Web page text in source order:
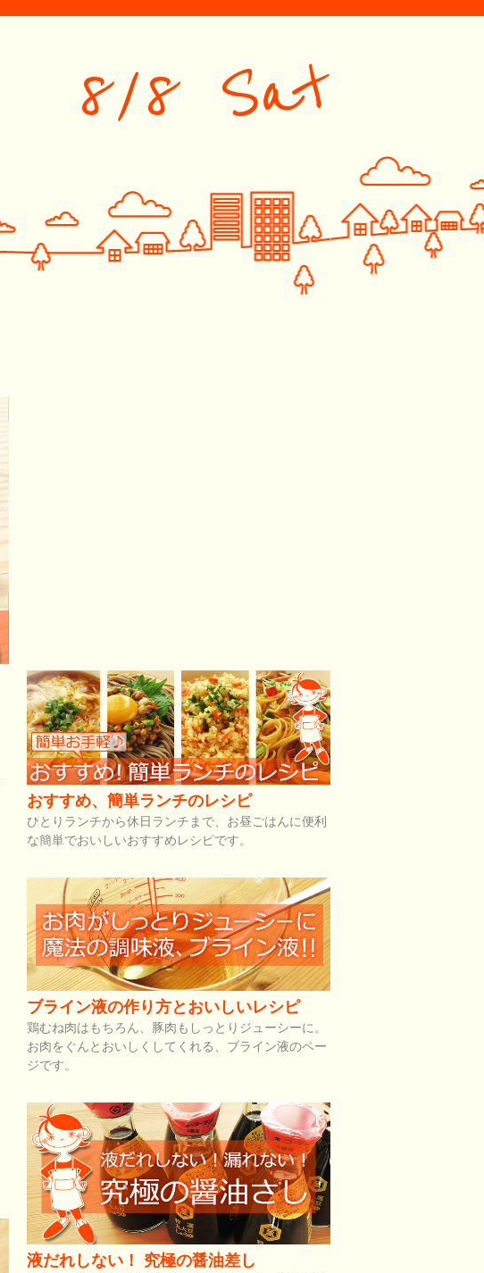
8/8 Sat
おすすめ、簡単ランチのレシピ
ひとりランチから休日ランチまで、お昼ごはんに便利
な簡単でおいしいおすすめレシピです。
ブライン液の作り方とおいしいレシピ
鶏むね肉はもちろん、豚肉もしっとりジューシーに。
お肉をぐんとおいしくしてくれる、ブライン液のペー
ジです。
液だれしない！ 究極の醤油差し